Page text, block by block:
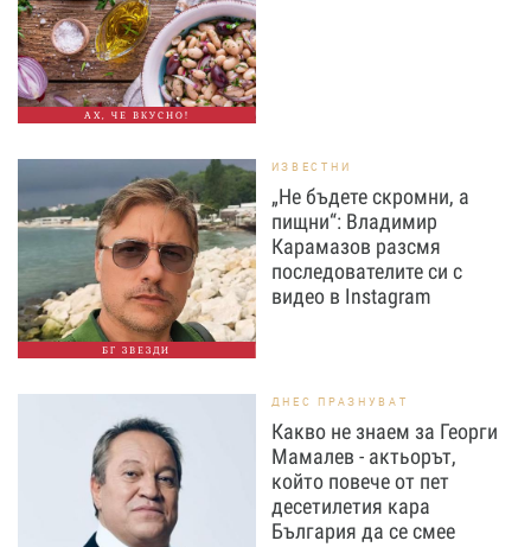
АХ, ЧЕ ВКУСНО!
БГ ЗВЕЗДИ
ИЗВЕСТНИ
„Не бъдете скромни, а
пищни“: Владимир
Карамазов разсмя
последователите си с
видео в Instagram
ДНЕС ПРАЗНУВАТ
Какво не знаем за Георги
Мамалев - актьорът,
който повече от пет
десетилетия кара
България да се смее